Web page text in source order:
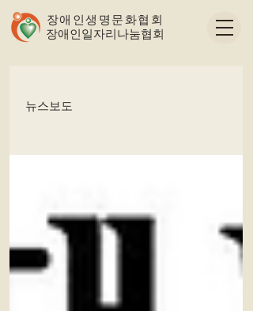
장애인생명문화협회
​장애인일자리나눔협회
뉴스보도